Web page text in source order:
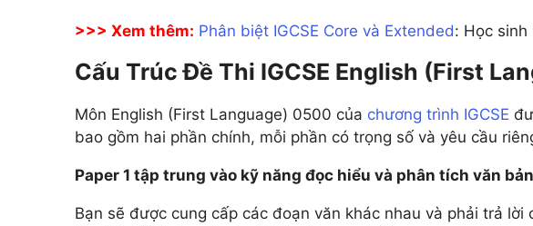
>>> Xem thêm: Phân biệt IGCSE Core và Extended: Học sinh
Cấu Trúc Đề Thi IGCSE English (First
Môn English (First Language) 0500 của chương trình IGCSE
bao gồm hai phần chính, mỗi phần có trọng số và yêu cầu
Paper 1 tập trung vào kỹ năng đọc hiểu và phân tích văn
Bạn sẽ được cung cấp các đoạn văn khác nhau và phải trả